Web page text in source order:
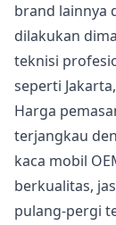
brand lainnya
dilakukan
teknisi
seperti
Harga
terjangkau
kaca mobil
berkualitas,
pulang-pergi